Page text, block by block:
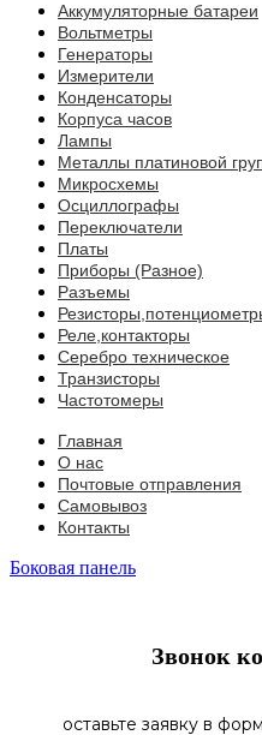
Аккумуляторные батареи
Вольтметры
Генераторы
Измерители
Конденсаторы
Корпуса часов
Лампы
Металлы платиновой
Микросхемы
Осциллографы
Переключатели
Платы
Приборы (Разное)
Разъемы
Реле,контакторы
Серебро техническое
Транзисторы
Частотомеры
Главная
О нас
Почтовые отправления
Самовывоз
Контакты
Боковая панель
Звонок
оставьте заявку в